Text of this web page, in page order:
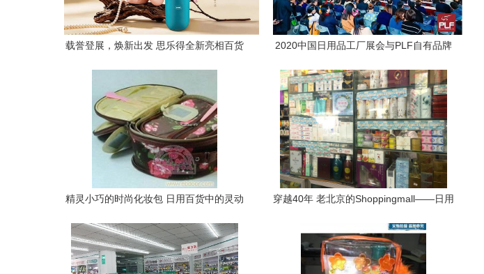
载誉登展，焕新出发 思乐得全新亮相百货
2020中国日用品工厂展会与PLF自有品牌
精灵小巧的时尚化妆包 日用百货中的灵动
穿越40年 老北京的Shoppingmall——日用